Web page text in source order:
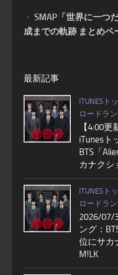
・ SMAP「世界に一つ
成までの軌跡 まとめペ
最新記事
ITUNESト
ロードラ
【4:00
iTunesト
BTS「
カナクシ
ITUNESト
ロードラ
2026/07/
ング：
位にサカ
M!LK